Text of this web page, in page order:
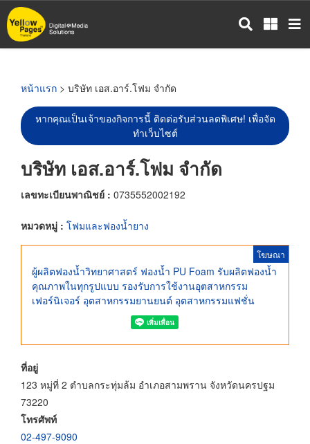
ข้าม
ไป
หน้าแรก > บริษัท เอส.อาร์.โฟม จำกัด
หากคุณเป็นเจ้าของกิจการนี้ ติดต่อรับส่วนลดพิเศษ! เพื่อจัด
ทำเว็บไซต์
บริษัท เอส.อาร์.โฟม จำกัด
เลขทะเบียนพาณิชย์ : 0735552002192
หมวดหมู่ : โฟมและฟองน้ำยาง
โฆษณา
ผู้ผลิตฟองน้ำวิทยาศาสตร์ ฟองน้ำ PU Foam รับผลิตฟองน้ำ
คุณภาพในทุกรูปแบบ รองรับการใช้งานอุตสาหกรรม
เฟอร์นิเจอร์ อุตสาหกรรมยานยนต์ อุตสาหกรรมแฟชั่น
ที่อยู่
123 หมู่ที่ 2 ตำบลกระทุ่มล้ม อำเภอสามพราน จังหวัดนครปฐม
73220
โทรศัพท์
02-497-9090